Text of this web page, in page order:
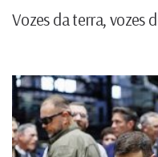
Vozes da terra, vozes